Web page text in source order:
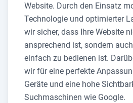
Website. Durch den Einsatz
Technologie und optimierter
wir sicher, dass Ihre Website
ansprechend ist, sondern
einfach zu bedienen ist.
wir für eine perfekte
Geräte und eine hohe
Suchmaschinen wie Google.